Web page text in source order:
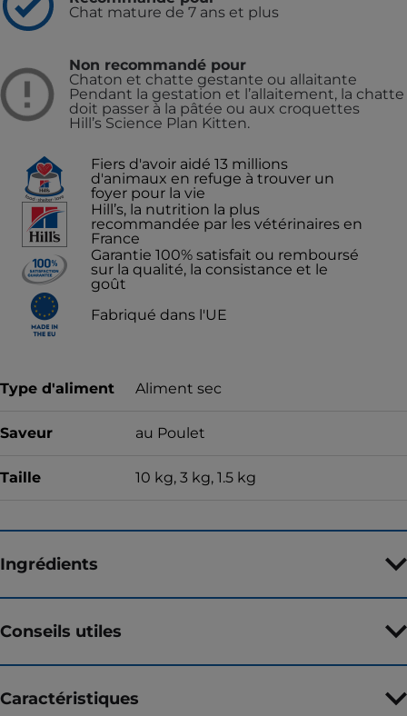
Chat mature de 7 ans et plus
Non recommandé pour
Chaton et chatte gestante ou allaitante
Pendant la gestation et l’allaitement, la chatte
doit passer à la pâtée ou aux croquettes
Hill’s Science Plan Kitten.
Fiers d'avoir aidé 13 millions
d'animaux en refuge à trouver un
foyer pour la vie
Hill’s, la nutrition la plus
recommandée par les vétérinaires en
France
Garantie 100% satisfait ou remboursé
sur la qualité, la consistance et le
goût
Fabriqué dans l'UE
Type d'aliment Aliment sec
Saveur au Poulet
Taille 10 kg, 3 kg, 1.5 kg
Ingrédients
Conseils utiles
Caractéristiques